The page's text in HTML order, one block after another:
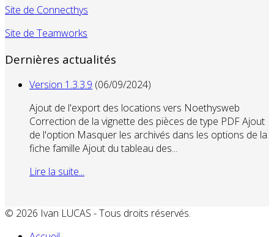
Site de Connecthys
Site de Teamworks
Dernières actualités
Version 1.3.3.9 (06/09/2024)
Ajout de l'export des locations vers Noethysweb
Correction de la vignette des pièces de type PDF Ajout
de l'option Masquer les archivés dans les options de la
fiche famille Ajout du tableau des...
Lire la suite...
© 2026 Ivan LUCAS - Tous droits réservés.